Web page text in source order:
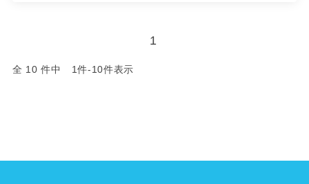
1
全 10 件中 1件-10件表示